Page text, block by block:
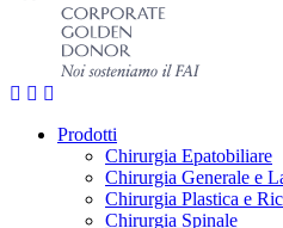
Prodotti
Chirurgia Epatobiliare
Chirurgia Generale e
Chirurgia Plastica e
Chirurgia Spinale